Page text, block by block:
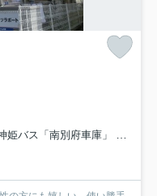
「南別府車庫」 停歩6分